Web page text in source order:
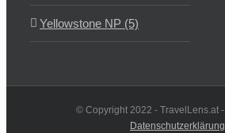
Yellowstone NP (5)
© Copyright 2022 - TravelLens.at -
Datenschutzerklärung